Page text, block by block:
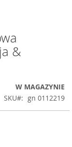
&
W MAGAZYNIE
SKU
gn 0112219